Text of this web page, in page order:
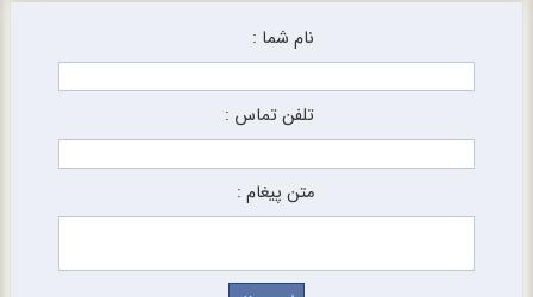
نام شما :
تلفن تماس :
متن پیغام :